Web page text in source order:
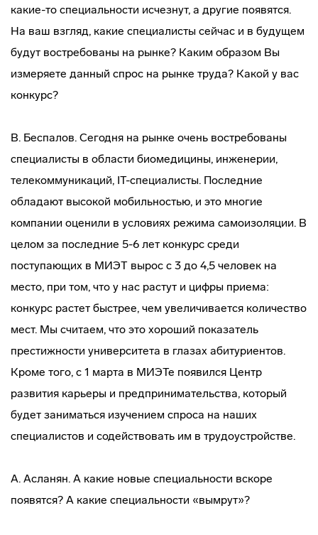
какие-то специальности исчезнут, а другие появятся.
На ваш взгляд, какие специалисты сейчас и в будущем
будут востребованы на рынке? Каким образом Вы
измеряете данный спрос на рынке труда? Какой у вас
конкурс?
В. Беспалов. Сегодня на рынке очень востребованы
специалисты в области биомедицины, инженерии,
телекоммуникаций, IT-специалисты. Последние
обладают высокой мобильностью, и это многие
компании оценили в условиях режима самоизоляции. В
целом за последние 5-6 лет конкурс среди
поступающих в МИЭТ вырос с 3 до 4,5 человек на
место, при том, что у нас растут и цифры приема:
конкурс растет быстрее, чем увеличивается количество
мест. Мы считаем, что это хороший показатель
престижности университета в глазах абитуриентов.
Кроме того, с 1 марта в МИЭТе появился Центр
развития карьеры и предпринимательства, который
будет заниматься изучением спроса на наших
специалистов и содействовать им в трудоустройстве.
А. Асланян. А какие новые специальности вскоре
появятся? А какие специальности «вымрут»?